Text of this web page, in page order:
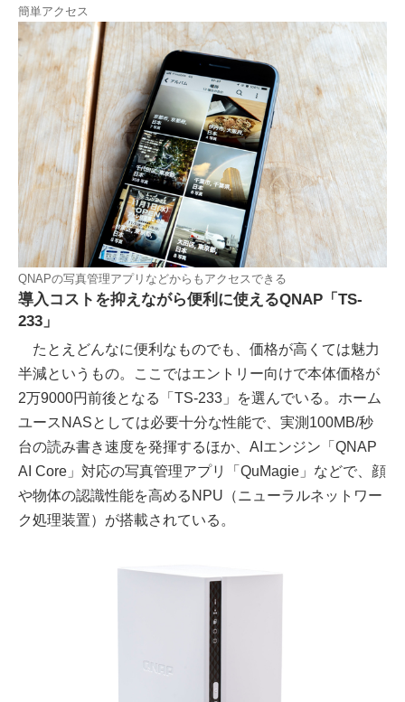
簡単アクセス
QNAPの写真管理アプリなどからもアクセスできる
導入コストを抑えながら便利に使えるQNAP「TS-
233」
たとえどんなに便利なものでも、価格が高くては魅力
半減というもの。ここではエントリー向けで本体価格が
2万9000円前後となる「TS-233」を選んでいる。ホーム
ユースNASとしては必要十分な性能で、実測100MB/秒
台の読み書き速度を発揮するほか、AIエンジン「QNAP
AI Core」対応の写真管理アプリ「QuMagie」などで、顔
や物体の認識性能を高めるNPU（ニューラルネットワー
ク処理装置）が搭載されている。